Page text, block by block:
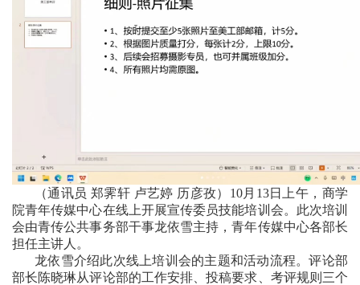
（通讯员 郑霁轩 卢艺婷 历彦孜）10月13日上午，商学
院青年传媒中心在线上开展宣传委员技能培训会。此次培训
会由青传公共事务部干事龙依雪主持，青年传媒中心各部长
担任主讲人。
龙依雪介绍此次线上培训会的主题和活动流程。评论部
部长陈晓琳从评论部的工作安排、投稿要求、考评规则三个